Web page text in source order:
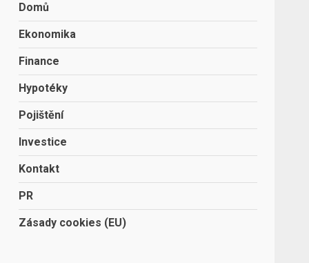
Domů
Ekonomika
Finance
Hypotéky
Pojištění
Investice
Kontakt
PR
Zásady cookies (EU)